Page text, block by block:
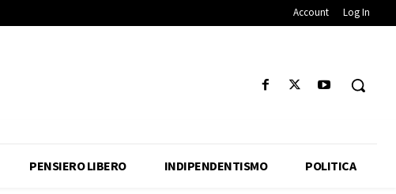
Account Log In
PENSIERO LIBERO INDIPENDENTISMO POLITICA